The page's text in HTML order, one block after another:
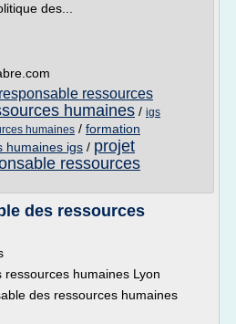
des...
ressources
humaines / igs
humaines / formation
humaines igs / projet
ressources
des ressources
humaines Lyon
des ressources humaines